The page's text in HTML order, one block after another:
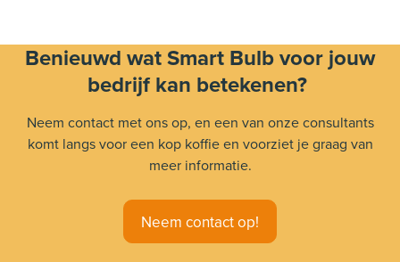
Benieuwd wat Smart Bulb voor jouw
bedrijf kan betekenen?
Neem contact met ons op, en een van onze consultants
komt langs voor een kop koffie en voorziet je graag van
meer informatie.
Neem contact op!